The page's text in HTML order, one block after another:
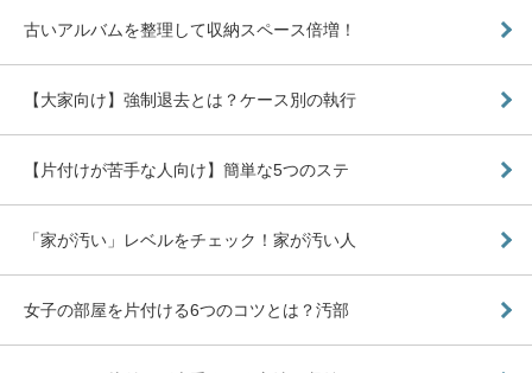
古いアルバムを整理して収納スペース倍増！
【大家向け】強制退去とは？ケース別の執行
【片付けが苦手な人向け】簡単な5つのステ
「家が汚い」レベルをチェック！家が汚い人
女子の部屋を片付ける6つのコツとは？汚部